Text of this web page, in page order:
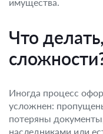
Что
Иногда процесс
усложнен:
потеряны
наследниками или